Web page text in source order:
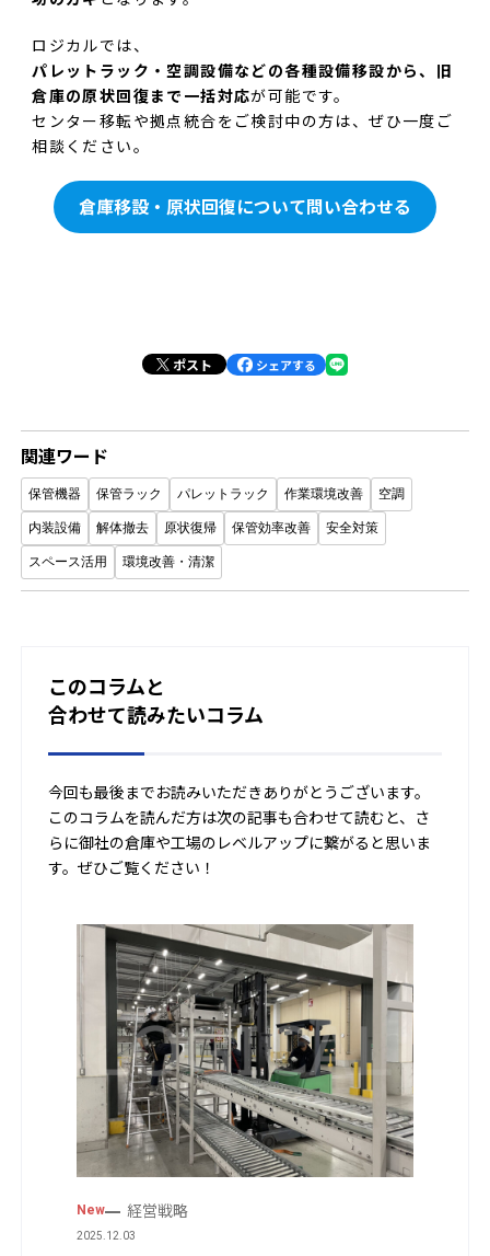
ロジカルでは、
パレットラック・空調設備などの各種設備移設から、旧
倉庫の原状回復まで一括対応が可能です。
センター移転や拠点統合をご検討中の方は、ぜひ一度ご
相談ください。
倉庫移設・原状回復について問い合わせる
ポスト シェアする
関連ワード
保管機器 保管ラック パレットラック 作業環境改善 空調
内装設備 解体撤去 原状復帰 保管効率改善 安全対策
スペース活用 環境改善・清潔
このコラムと
合わせて読みたいコラム
今回も最後までお読みいただきありがとうございます。
このコラムを読んだ方は次の記事も合わせて読むと、さ
らに御社の倉庫や工場のレベルアップに繋がると思いま
す。ぜひご覧ください！
New 経営戦略
2025.12.03